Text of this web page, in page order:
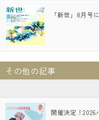
「新世」8月号
その他の記事
開催決定！2026